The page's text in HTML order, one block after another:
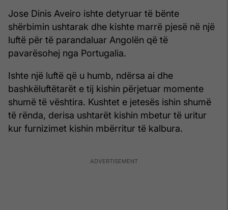
Jose Dinis Aveiro ishte detyruar të bënte
shërbimin ushtarak dhe kishte marrë pjesë në një
luftë për të parandaluar Angolën që të
pavarësohej nga Portugalia.
Ishte një luftë që u humb, ndërsa ai dhe
bashkëluftëtarët e tij kishin përjetuar momente
shumë të vështira. Kushtet e jetesës ishin shumë
të rënda, derisa ushtarët kishin mbetur të uritur
kur furnizimet kishin mbërritur të kalbura.